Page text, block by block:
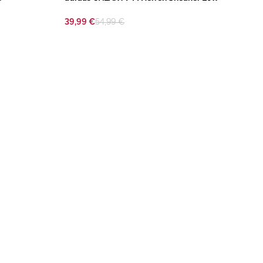
39,99 €54,99 €